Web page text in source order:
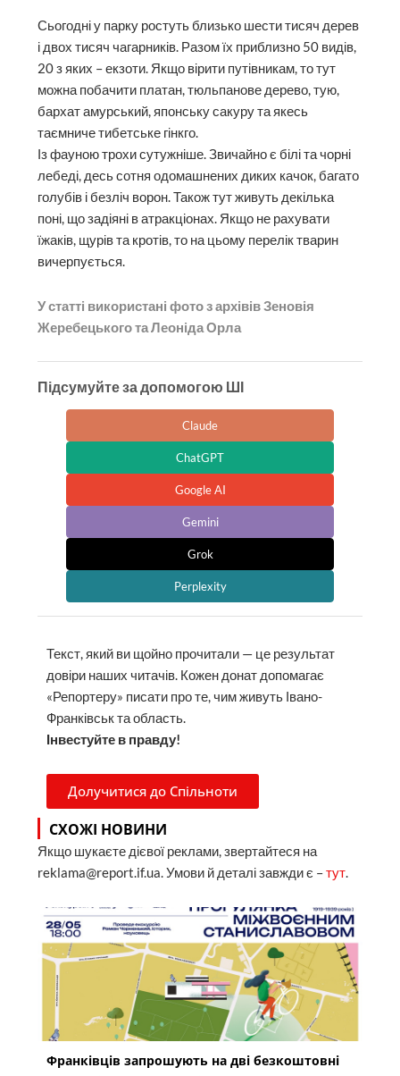
Сьогодні у парку ростуть близько шести тисяч дерев
і двох тисяч чагарників. Разом їх приблизно 50 видів,
20 з яких – екзоти. Якщо вірити путівникам, то тут
можна побачити платан, тюльпанове дерево, тую,
бархат амурський, японську сакуру та якесь
таємниче тибетське гінкго.
Із фауною трохи сутужніше. Звичайно є білі та чорні
лебеді, десь сотня одомашнених диких качок, багато
голубів і безліч ворон. Також тут живуть декілька
поні, що задіяні в атракціонах. Якщо не рахувати
їжаків, щурів та кротів, то на цьому перелік тварин
вичерпується.
У статті використані фото з архівів Зеновія
Жеребецького та Леоніда Орла
Підсумуйте за допомогою ШІ
Claude
ChatGPT
Google AI
Gemini
Grok
Perplexity
Текст, який ви щойно прочитали — це результат
довіри наших читачів. Кожен донат допомагає
«Репортеру» писати про те, чим живуть Івано-
Франківськ та область.
Інвестуйте в правду!
Долучитися до Спільноти
СХОЖІ НОВИНИ
Якщо шукаєте дієвої реклами, звертайтеся на
reklama@report.if.ua. Умови й деталі завжди є –тут.
Франківців запрошують на дві безкоштовні